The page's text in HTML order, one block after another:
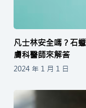
凡士林安全嗎？石
膚科醫師來解答
2024 年 1 月 1 日